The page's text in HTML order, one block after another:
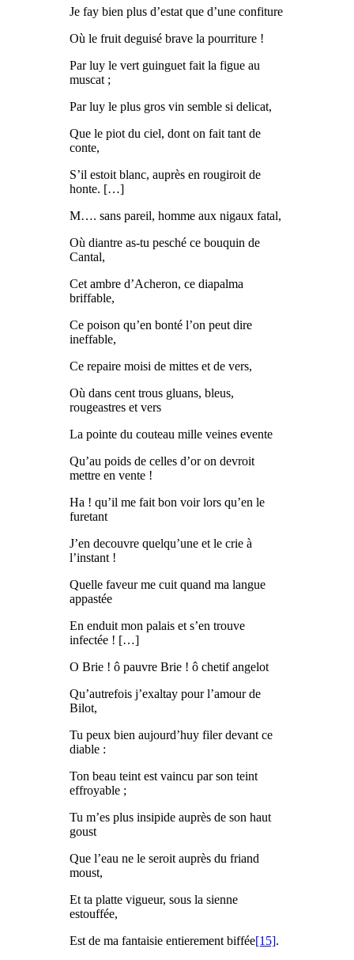
Je fay bien plus d’estat que d’une confiture
Où le fruit deguisé brave la pourriture !
Par luy le vert guinguet fait la figue au
muscat ;
Par luy le plus gros vin semble si delicat,
Que le piot du ciel, dont on fait tant de
conte,
S’il estoit blanc, auprès en rougiroit de
honte. […]
M…. sans pareil, homme aux nigaux fatal,
Où diantre as-tu pesché ce bouquin de
Cantal,
Cet ambre d’Acheron, ce diapalma
briffable,
Ce poison qu’en bonté l’on peut dire
ineffable,
Ce repaire moisi de mittes et de vers,
Où dans cent trous gluans, bleus,
rougeastres et vers
La pointe du couteau mille veines evente
Qu’au poids de celles d’or on devroit
mettre en vente !
Ha ! qu’il me fait bon voir lors qu’en le
furetant
J’en decouvre quelqu’une et le crie à
l’instant !
Quelle faveur me cuit quand ma langue
appastée
En enduit mon palais et s’en trouve
infectée ! […]
O Brie ! ô pauvre Brie ! ô chetif angelot
Qu’autrefois j’exaltay pour l’amour de
Bilot,
Tu peux bien aujourd’huy filer devant ce
diable :
Ton beau teint est vaincu par son teint
effroyable ;
Tu m’es plus insipide auprès de son haut
goust
Que l’eau ne le seroit auprès du friand
moust,
Et ta platte vigueur, sous la sienne
estouffée,
Est de ma fantaisie entierement biffée[15].